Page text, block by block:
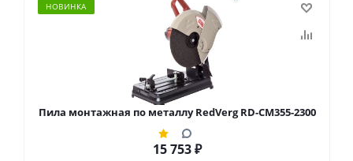
НОВИНКА
Пила монтажная по металлу RedVerg RD-CM355-2300
15 753₽